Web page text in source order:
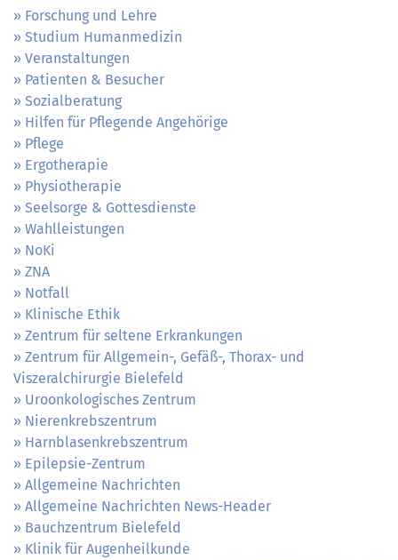
Forschung und Lehre
Studium Humanmedizin
Veranstaltungen
Patienten & Besucher
Sozialberatung
Hilfen für Pflegende Angehörige
Pflege
Ergotherapie
Physiotherapie
Seelsorge & Gottesdienste
Wahlleistungen
NoKi
ZNA
Notfall
Klinische Ethik
Zentrum für seltene Erkrankungen
Zentrum für Allgemein-, Gefäß-, Thorax- und
Viszeralchirurgie Bielefeld
Uroonkologisches Zentrum
Nierenkrebszentrum
Harnblasenkrebszentrum
Epilepsie-Zentrum
Allgemeine Nachrichten
Allgemeine Nachrichten News-Header
Bauchzentrum Bielefeld
Klinik für Augenheilkunde